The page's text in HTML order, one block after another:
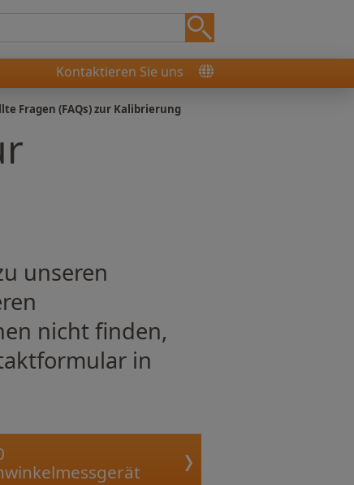
Kontaktieren Sie uns
Fragen (FAQs) zur Kalibrierung
unseren
nicht finden,
in